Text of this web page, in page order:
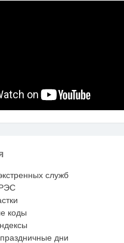
служб
коды
дни